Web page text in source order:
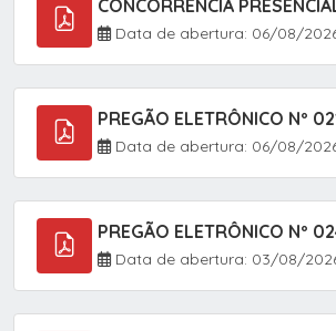
Data de abertura: 06/08/
Data de abertura: 06/08/
Data de abertura: 03/08/